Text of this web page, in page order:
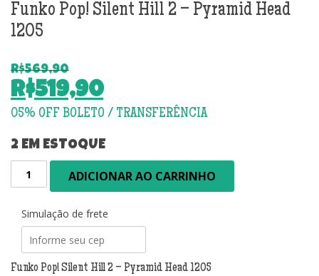
Funko Pop! Silent Hill 2 – Pyramid Head
1205
R$569,90
O
preço
era:
R$569,90.
R$519,90
O
atual
é:
R$519,90.
2 EM ESTOQUE
Funko
Pop!
Hill
Pyramid
ADICIONAR AO CARRINHO
Simulação de frete
Funko Pop! Silent Hill 2 – Pyramid Head 1205